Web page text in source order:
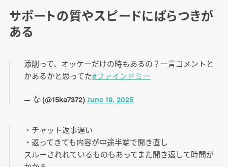
まとめ
サポートの質やスピードにばらつきが
ある
添削って、オッケーだけの時もあるの？一言コメントと
かあるかと思ってた#ファインドミー
— な (@15ka7372)June 19, 2025
・チャット返事遅い
・返ってきても内容が中途半端で聞き直し
スルーされれているものもあってまた聞き返して時間が